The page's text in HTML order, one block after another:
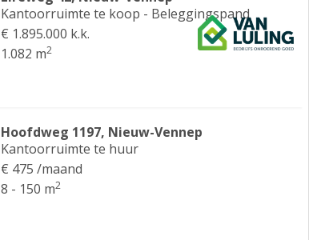
Kantoorruimte te koop - Beleggingspand
€ 1.895.000 k.k.
1.082 m2
Hoofdweg 1197, Nieuw-Vennep
Kantoorruimte te huur
€ 475 /maand
8 - 150 m2